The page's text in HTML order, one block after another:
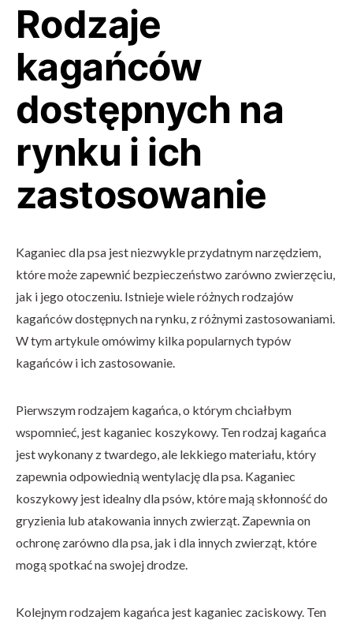
Rodzaje
kagańców
dostępnych na
rynku i ich
zastosowanie
Kaganiec dla psa jest niezwykle przydatnym narzędziem,
które może zapewnić bezpieczeństwo zarówno zwierzęciu,
jak i jego otoczeniu. Istnieje wiele różnych rodzajów
kagańców dostępnych na rynku, z różnymi zastosowaniami.
W tym artykule omówimy kilka popularnych typów
kagańców i ich zastosowanie.
Pierwszym rodzajem kagańca, o którym chciałbym
wspomnieć, jest kaganiec koszykowy. Ten rodzaj kagańca
jest wykonany z twardego, ale lekkiego materiału, który
zapewnia odpowiednią wentylację dla psa. Kaganiec
koszykowy jest idealny dla psów, które mają skłonność do
gryzienia lub atakowania innych zwierząt. Zapewnia on
ochronę zarówno dla psa, jak i dla innych zwierząt, które
mogą spotkać na swojej drodze.
Kolejnym rodzajem kagańca jest kaganiec zaciskowy. Ten